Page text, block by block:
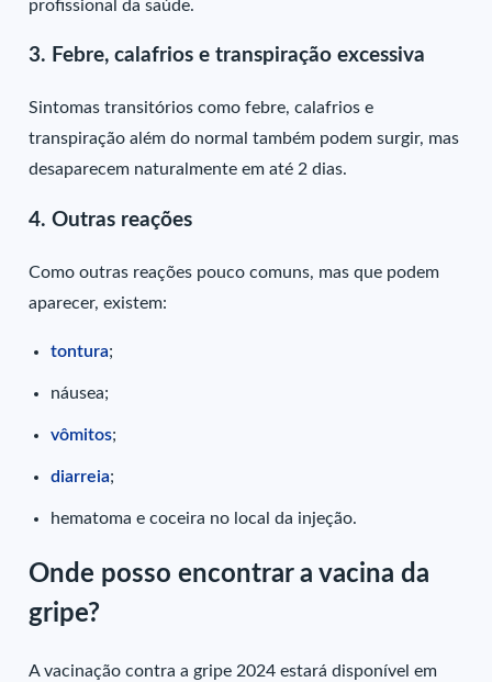
profissional da saúde.
3. Febre, calafrios e transpiração excessiva
Sintomas transitórios como febre, calafrios e
transpiração além do normal também podem surgir, mas
desaparecem naturalmente em até 2 dias.
4. Outras reações
Como outras reações pouco comuns, mas que podem
aparecer, existem:
tontura;
náusea;
vômitos;
diarreia;
hematoma e coceira no local da injeção.
Onde posso encontrar a vacina da
gripe?
A vacinação contra a gripe 2024 estará disponível em